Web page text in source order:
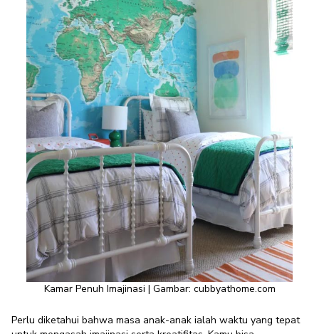
Kamar Penuh Imajinasi | Gambar: cubbyathome.com
Perlu diketahui bahwa masa anak-anak ialah waktu yang tepat